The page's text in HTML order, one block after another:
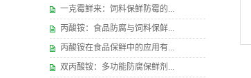
一克霉鲜来：饲料保鲜防霉的...
丙酸铵：食品防腐与饲料保鲜...
丙酸铵在食品保鲜中的应用有...
双丙酸铵：多功能防腐保鲜剂...